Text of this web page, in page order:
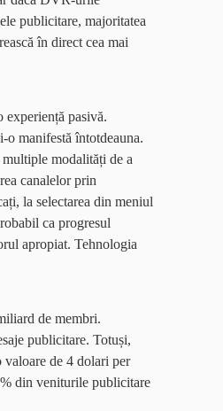
publicitare, majoritatea
în direct cea mai
experiență pasivă.
o manifestă întotdeauna.
modalități de a
canalelor prin
la selectarea din meniul
ca progresul
apropiat. Tehnologia
de membri.
publicitare. Totuși,
valoare de 4 dolari per
din veniturile publicitare